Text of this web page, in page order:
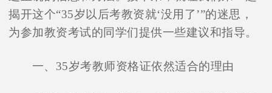
揭开这个“35岁以后考教资就‘没用了’”的迷思，
为参加教资考试的同学们提供一些建议和指导。
一、35岁考教师资格证依然适合的理由